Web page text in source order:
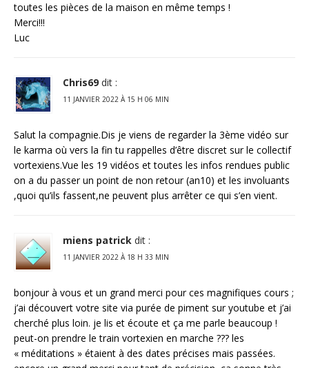
toutes les pièces de la maison en même temps !
Merci!!!
Luc
Chris69 dit :
11 JANVIER 2022 À 15 H 06 MIN
Salut la compagnie.Dis je viens de regarder la 3ème vidéo sur
le karma où vers la fin tu rappelles d’être discret sur le collectif
vortexiens.Vue les 19 vidéos et toutes les infos rendues public
on a du passer un point de non retour (an10) et les involuants
,quoi qu’ils fassent,ne peuvent plus arrêter ce qui s’en vient.
miens patrick dit :
11 JANVIER 2022 À 18 H 33 MIN
bonjour à vous et un grand merci pour ces magnifiques cours ;
j’ai découvert votre site via purée de piment sur youtube et j’ai
cherché plus loin. je lis et écoute et ça me parle beaucoup !
peut-on prendre le train vortexien en marche ??? les
« méditations » étaient à des dates précises mais passées.